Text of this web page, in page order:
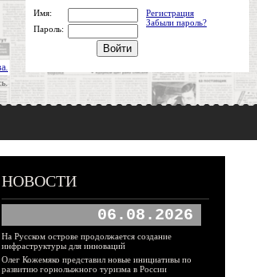
Имя:
Регистрация
Забыли пароль?
Пароль:
НОВОСТИ
06.08.2026
На Русском острове продолжается создание
инфраструктуры для инноваций
Олег Кожемяко представил новые инициативы по
развитию горнолыжного туризма в России